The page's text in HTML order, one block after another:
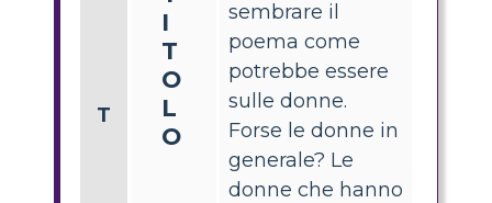
T
I
T
O
L
O
sembrare il
poema come
potrebbe essere
sulle donne.
Forse le donne in
generale? Le
donne che hanno